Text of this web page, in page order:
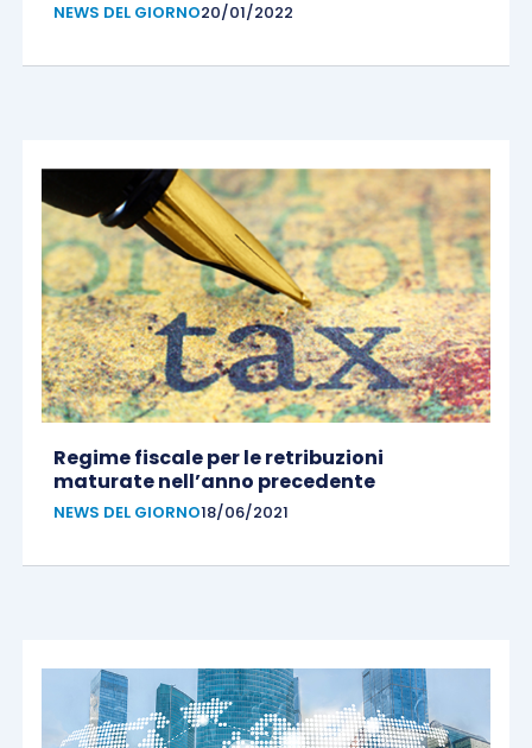
NEWS DEL GIORNO20/01/2022
Regime fiscale per le retribuzioni
maturate nell’anno precedente
NEWS DEL GIORNO18/06/2021